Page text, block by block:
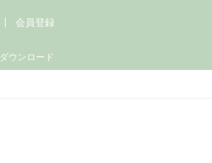
ダウンロード
会員登録